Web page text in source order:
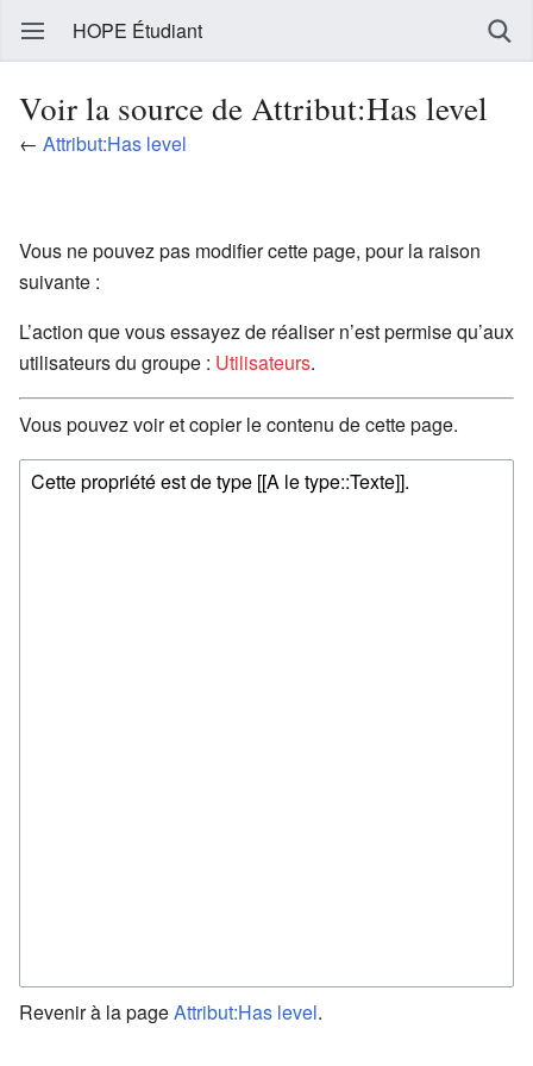
HOPE Étudiant
Voir la source de Attribut:Has level
← Attribut:Has level
Vous ne pouvez pas modifier cette page, pour la raison
suivante :
L’action que vous essayez de réaliser n’est permise qu’aux
utilisateurs du groupe : Utilisateurs.
Vous pouvez voir et copier le contenu de cette page.
Revenir à la pageAttribut:Has level.